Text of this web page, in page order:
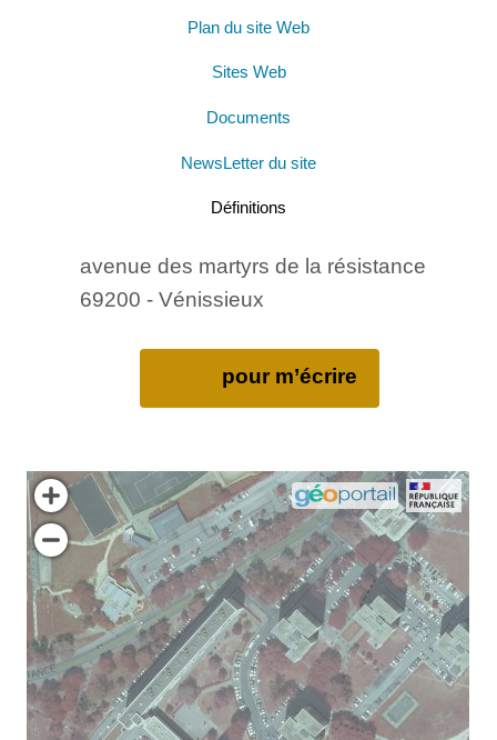
Plan du site Web
Sites Web
Documents
NewsLetter du site
Définitions
avenue des martyrs de la résistance
69200 - Vénissieux
pour m’écrire